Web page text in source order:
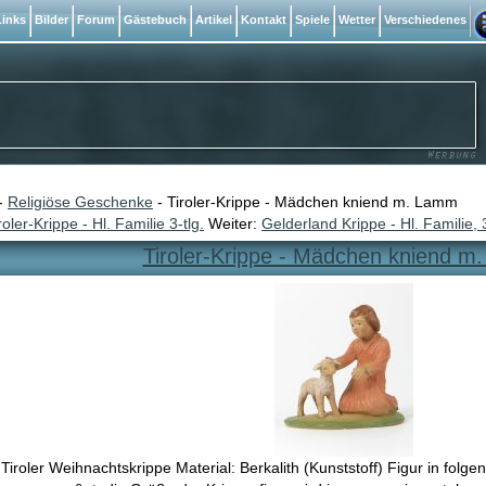
Religiöse Geschenke - Tiroler-Krippe - Mädchen kniend m. Lamm
Krippe - Hl. Familie 3-tlg. Weiter: Gelderland Krippe - Hl. Familie,
Tiroler-Krippe - Mädchen kniend
Weihnachtskrippe Material: Berkalith (Kunststoff) Figur in
Bilder Forum Gästebuch Artikel Kontakt Spiele Wetter Verschiedenes